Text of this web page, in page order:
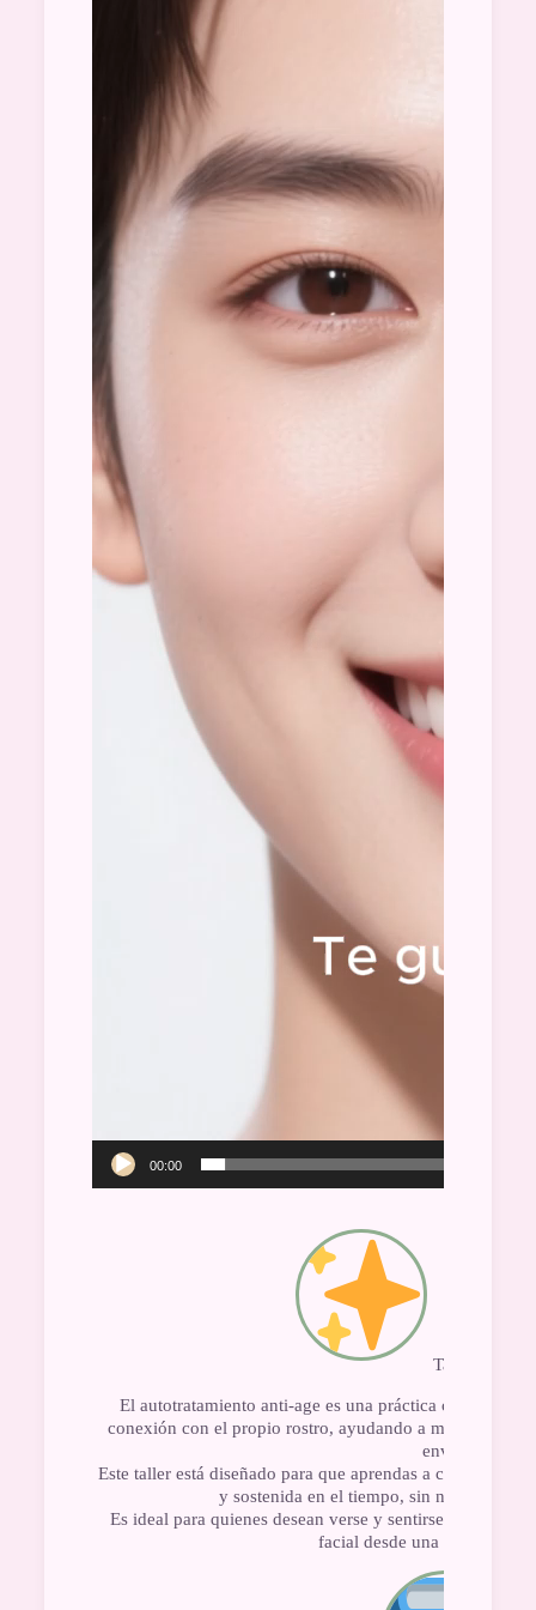
00:00
Taller Online
El autotratamiento anti-age es una práctica
conexión con el propio rostro, ayudando a mejorar el
Este taller está diseñado para que aprendas a cuidar tu
y sostenida en el tiempo, sin necesidad
Es ideal para quienes desean verse y sentirse mejor,
facial desde una mirada